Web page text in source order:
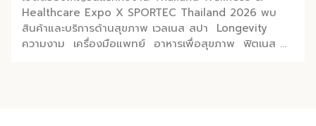
Healthcare Expo X SPORTEC Thailand 2026 พบ
สินค้าและบริการด้านสุขภาพ เวลเนส สปา Longevity
ความงาม เครื่องมือแพทย์ อาหารเพื่อสุขภาพ ฟิตเนส